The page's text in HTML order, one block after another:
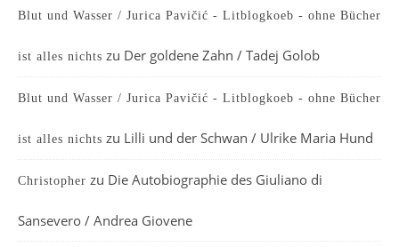
Blut und Wasser / Jurica Pavičić - Litblogkoeb - ohne Bücher
ist alles nichts zu Der goldene Zahn / Tadej Golob
Blut und Wasser / Jurica Pavičić - Litblogkoeb - ohne Bücher
ist alles nichts zu Lilli und der Schwan / Ulrike Maria Hund
Christopher zu Die Autobiographie des Giuliano di
Sansevero / Andrea Giovene